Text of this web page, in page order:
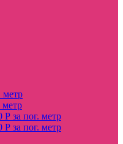
метр
метр
Р за пог. метр
Р за пог. метр